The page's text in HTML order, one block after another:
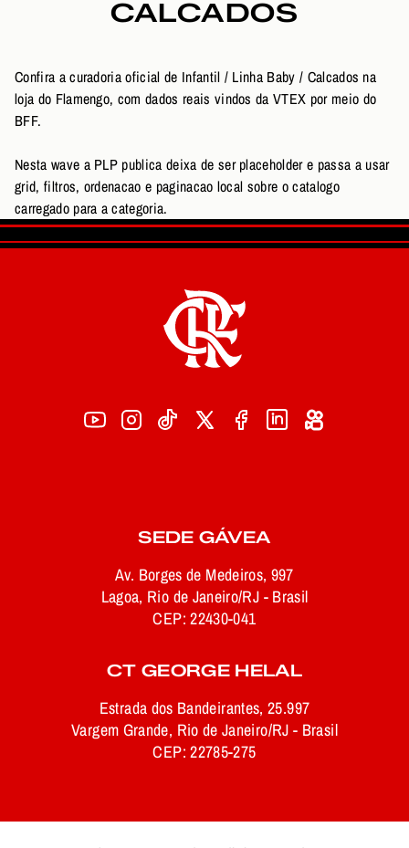
CALCADOS
Confira a curadoria oficial de Infantil / Linha Baby / Calcados na
loja do Flamengo, com dados reais vindos da VTEX por meio do
BFF.
Nesta wave a PLP publica deixa de ser placeholder e passa a usar
grid, filtros, ordenacao e paginacao local sobre o catalogo
carregado para a categoria.
SEDE GÁVEA
Av. Borges de Medeiros, 997
Lagoa, Rio de Janeiro/RJ - Brasil
CEP: 22430-041
CT GEORGE HELAL
Estrada dos Bandeirantes, 25.997
Vargem Grande, Rio de Janeiro/RJ - Brasil
CEP: 22785-275